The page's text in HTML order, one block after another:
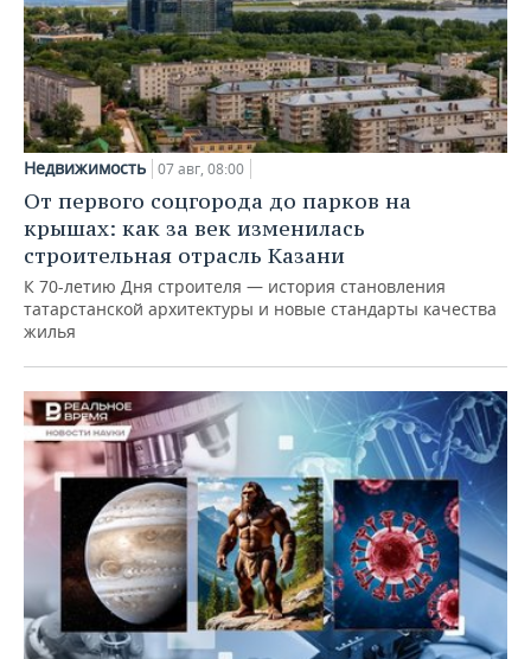
Недвижимость 07 авг, 08:00
От первого соцгорода до парков на
крышах: как за век изменилась
строительная отрасль Казани
К 70-летию Дня строителя — история становления
татарстанской архитектуры и новые стандарты качества
жилья